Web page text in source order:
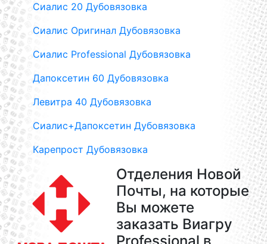
Сиалис 20 Дубовязовка
Сиалис Оригинал Дубовязовка
Сиалис Professional Дубовязовка
Дапоксетин 60 Дубовязовка
Левитра 40 Дубовязовка
Сиалис+Дапоксетин Дубовязовка
Карепрост Дубовязовка
Отделения Новой
Почты, на которые
Вы можете
заказать Виагру